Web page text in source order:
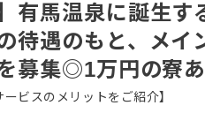
有馬温泉に誕生
待遇のもと、メイ
募集◎1万円の寮
ービスのメリットをご紹介】